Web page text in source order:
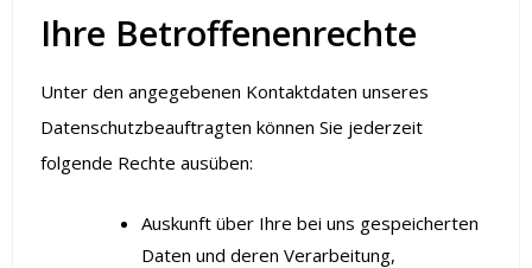
Ihre Betroffenenrechte
Unter den angegebenen Kontaktdaten unseres
Datenschutzbeauftragten können Sie jederzeit
folgende Rechte ausüben:
Auskunft über Ihre bei uns gespeicherten
Daten und deren Verarbeitung,